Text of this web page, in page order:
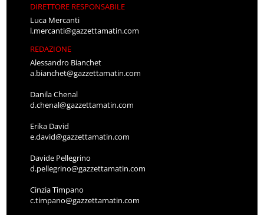
DIRETTORE RESPONSABILE
Luca Mercanti
l.mercanti@gazzettamatin.com
REDAZIONE
Alessandro Bianchet
a.bianchet@gazzettamatin.com
Danila Chenal
d.chenal@gazzettamatin.com
Erika David
e.david@gazzettamatin.com
Davide Pellegrino
d.pellegrino@gazzettamatin.com
Cinzia Timpano
c.timpano@gazzettamatin.com